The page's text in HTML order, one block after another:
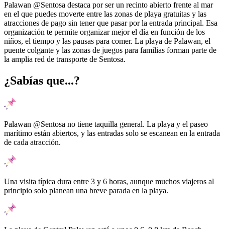
Palawan @Sentosa destaca por ser un recinto abierto frente al mar
en el que puedes moverte entre las zonas de playa gratuitas y las
atracciones de pago sin tener que pasar por la entrada principal. Esa
organización te permite organizar mejor el día en función de los
niños, el tiempo y las pausas para comer. La playa de Palawan, el
puente colgante y las zonas de juegos para familias forman parte de
la amplia red de transporte de Sentosa.
¿Sabías que...?
Palawan @Sentosa no tiene taquilla general. La playa y el paseo
marítimo están abiertos, y las entradas solo se escanean en la entrada
de cada atracción.
Una visita típica dura entre 3 y 6 horas, aunque muchos viajeros al
principio solo planean una breve parada en la playa.